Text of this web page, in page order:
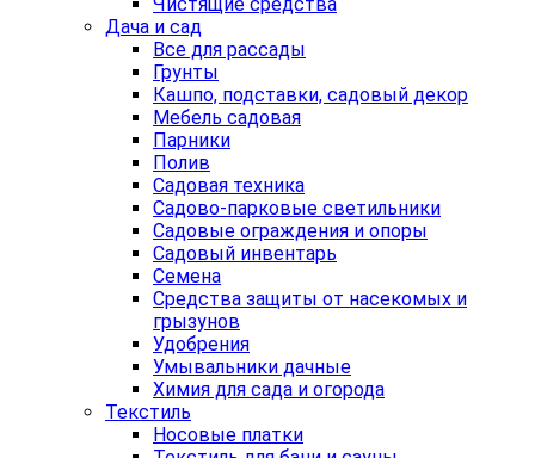
Дача и сад
Все для рассады
Грунты
Кашпо, подставки, садовый декор
Мебель садовая
Парники
Полив
Садовая техника
Садово-парковые светильники
Садовые ограждения и опоры
Садовый инвентарь
Семена
Средства защиты от насекомых и
грызунов
Удобрения
Умывальники дачные
Химия для сада и огорода
Текстиль
Носовые платки